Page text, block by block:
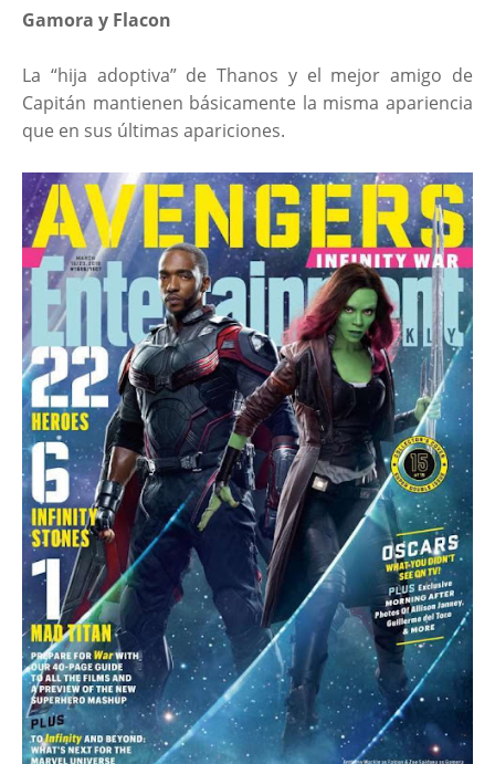
Gamora y Flacon
La “hija adoptiva” de Thanos y el mejor amigo de
Capitán mantienen básicamente la misma apariencia
que en sus últimas apariciones.